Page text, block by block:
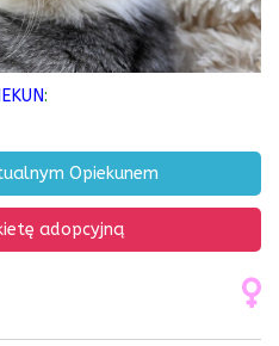
:
Opiekunem
adopcyjną